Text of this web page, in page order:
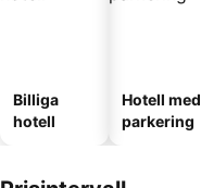
Billiga
hotell
Hotell med
parkering